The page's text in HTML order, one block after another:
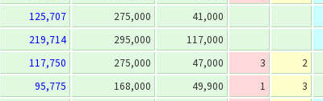
125,707 275,000 41,000
219,714 295,000 117,000
117,750 275,000 47,000 3 2
95,775 168,000 49,900 1
3